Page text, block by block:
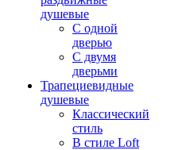
душевые
С одной
дверью
С двумя
дверьми
Трапециевидные
душевые
Классический
стиль
В стиле Loft